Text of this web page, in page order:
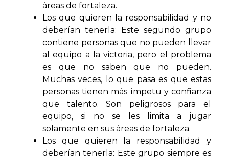
áreas de fortaleza.
Los que quieren la responsabilidad y no
deberían tenerla: Este segundo grupo
contiene personas que no pueden llevar
al equipo a la victoria, pero el problema
es que no saben que no pueden.
Muchas veces, lo que pasa es que estas
personas tienen más ímpetu y confianza
que talento. Son peligrosos para el
equipo, si no se les limita a jugar
solamente en sus áreas de fortaleza.
Los que quieren la responsabilidad y
deberían tenerla: Este grupo siempre es